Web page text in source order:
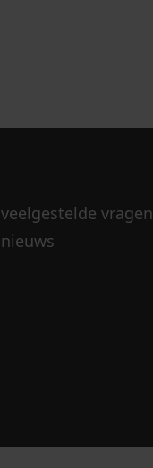
veelgestelde vragen
nieuws